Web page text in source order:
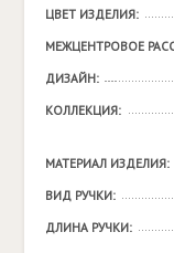
ЦВЕТ ИЗДЕЛИЯ:
МЕЖЦЕНТРОВОЕ
ДИЗАЙН:
КОЛЛЕКЦИЯ:
МАТЕРИАЛ ИЗДЕЛИЯ:
ВИД РУЧКИ:
ДЛИНА РУЧКИ: